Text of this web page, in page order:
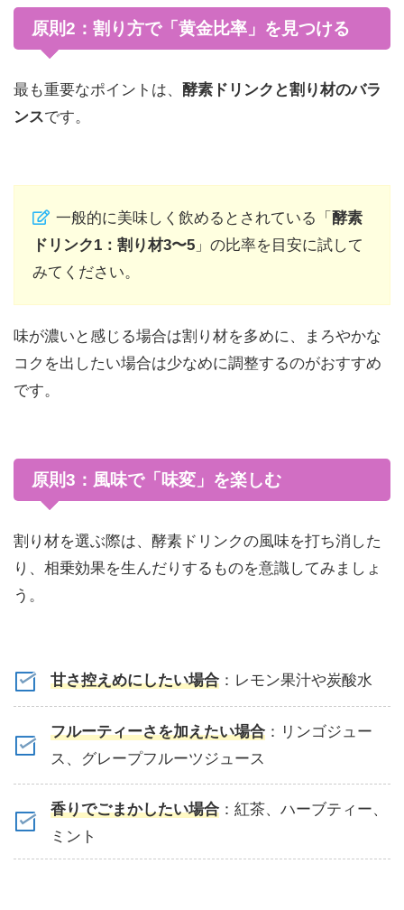
原則2：割り方で「黄金比率」を見つける
最も重要なポイントは、 酵素ドリンクと割り材のバラ
ンスです。
一般的に美味しく飲めるとされている「 酵素
ドリンク1：割り材3〜5 」の比率を目安に試して
みてください。
味が濃いと感じる場合は割り材を多めに、まろやかな
コクを出したい場合は少なめに調整するのがおすすめ
です。
原則3：風味で「味変」を楽しむ
割り材を選ぶ際は、酵素ドリンクの風味を打ち消した
り、相乗効果を生んだりするものを意識してみましょ
う。
甘さ控えめにしたい場合：レモン果汁や炭酸水
フルーティーさを加えたい場合：リンゴジュー
ス、グレープフルーツジュース
香りでごまかしたい場合：紅茶、ハーブティー、
ミント